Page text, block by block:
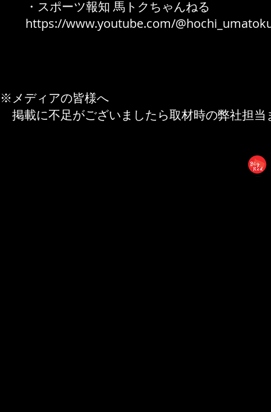
・スポーツ報知 馬トクちゃんねる
https://www.youtube.com/
※メディアの皆様へ
掲載に不足がございましたら取材時の弊社担当